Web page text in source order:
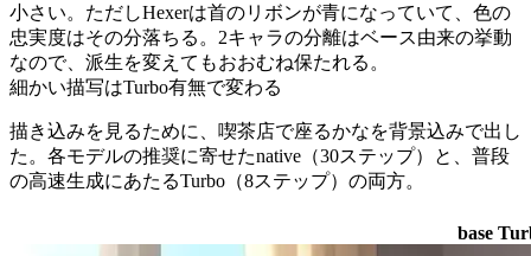
小さい。ただしHexerは首のリボンが青になっていて、色の
忠実度はその分落ちる。2キャラの分離はベース由来の挙動
なので、派生を変えてもおおむね保たれる。
細かい描写はTurbo有無で変わる
描き込みを見るために、喫茶店で座るかなを背景込みで出し
た。各モデルの推奨に寄せたnative（30ステップ）と、普段
の高速生成にあたるTurbo（8ステップ）の両方。
base